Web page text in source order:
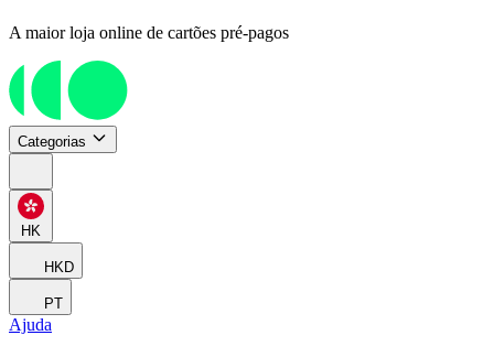
A maior loja online de cartões pré-pagos
Categorias
HK
HKD
PT
Ajuda